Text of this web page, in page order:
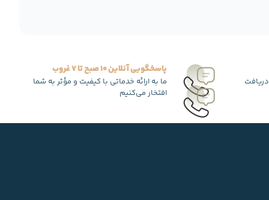
پاسخگویی آنلاین 10 صبح تا 7 غروب
ما به ارائه خدماتی با کیفیت و مؤثر به شما
افتخار می‌کنیم